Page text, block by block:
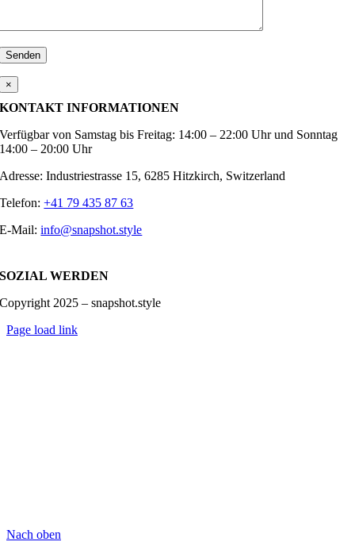
×
KONTAKT INFORMATIONEN
Verfügbar von Samstag bis Freitag: 14:00 – 22:00 Uhr und Sonntag
14:00 – 20:00 Uhr
Adresse: Industriestrasse 15, 6285 Hitzkirch, Switzerland
Telefon:+41 79 435 87 63
E-Mail:info@snapshot.style
SOZIAL WERDEN
Copyright 2025 – snapshot.style
Page load link
Nach oben